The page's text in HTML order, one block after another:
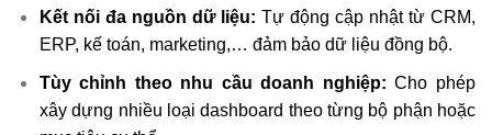
Kết nối đa nguồn dữ liệu: Tự động cập nhật từ CRM,
ERP, kế toán, marketing,… đảm bảo dữ liệu đồng bộ.
Tùy chỉnh theo nhu cầu doanh nghiệp: Cho phép
xây dựng nhiều loại dashboard theo từng bộ phận hoặc